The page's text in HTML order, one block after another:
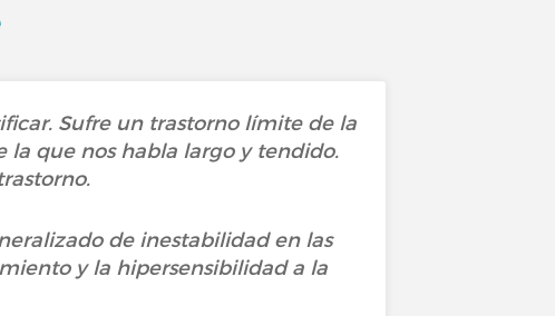
Sufre un trastorno límite de la
la que nos habla largo y tendido.
de inestabilidad en las
y la hipersensibilidad a la